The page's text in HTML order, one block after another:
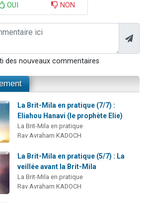
OUI NON
des nouveaux commentaires
La Brit-Mila en pratique (7/7) :
Eliahou Hanavi (le prophète Elie)
La Brit-Mila en pratique
Rav Avraham KADOCH
La Brit-Mila en pratique (5/7) : La
veillée avant la Brit-Mila
La Brit-Mila en pratique
Rav Avraham KADOCH